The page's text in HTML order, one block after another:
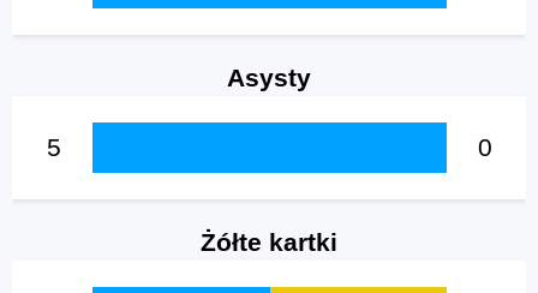
Asysty
5 0
Żółte kartki